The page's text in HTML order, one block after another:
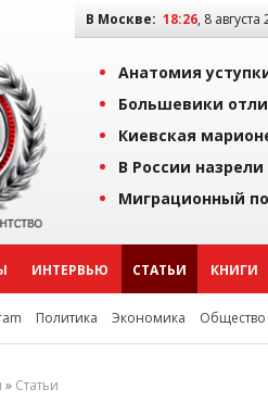
В Москве: 18:26, 8 августа
Анатомия
Большевики
Киевская
В России
Миграционный
ИНТЕРВЬЮ СТАТЬИ КНИГИ
Политика Экономика Общество
» Статьи